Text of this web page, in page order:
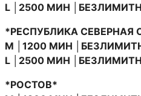
L │2500 МИН
*РЕСПУБЛИКА СЕВЕРНАЯ
M │1200 МИН
L │2500 МИН
*РОСТОВ*